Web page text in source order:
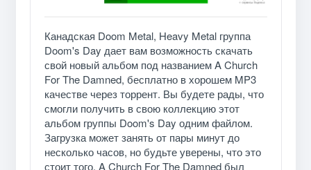
Канадская Doom Metal, Heavy Metal группа
Doom's Day дает вам возможность скачать
свой новый альбом под названием A Church
For The Damned, бесплатно в хорошем MP3
качестве через торрент. Вы будете рады, что
смогли получить в свою коллекцию этот
альбом группы Doom's Day одним файлом.
Загрузка может занять от пары минут до
несколько часов, но будьте уверены, что это
стоит того. A Church For The Damned был